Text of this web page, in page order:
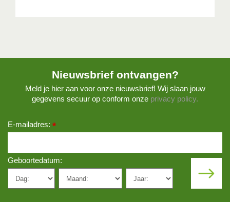
Nieuwsbrief ontvangen?
Meld je hier aan voor onze nieuwsbrief! Wij slaan jouw
gegevens secuur op conform onze privacy policy.
E-mailadres: *
Geboortedatum: